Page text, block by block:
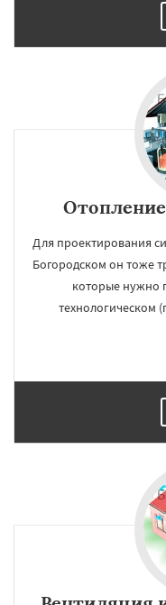
Для проектирования
Богородском он тоже
которые нужно
технологическом